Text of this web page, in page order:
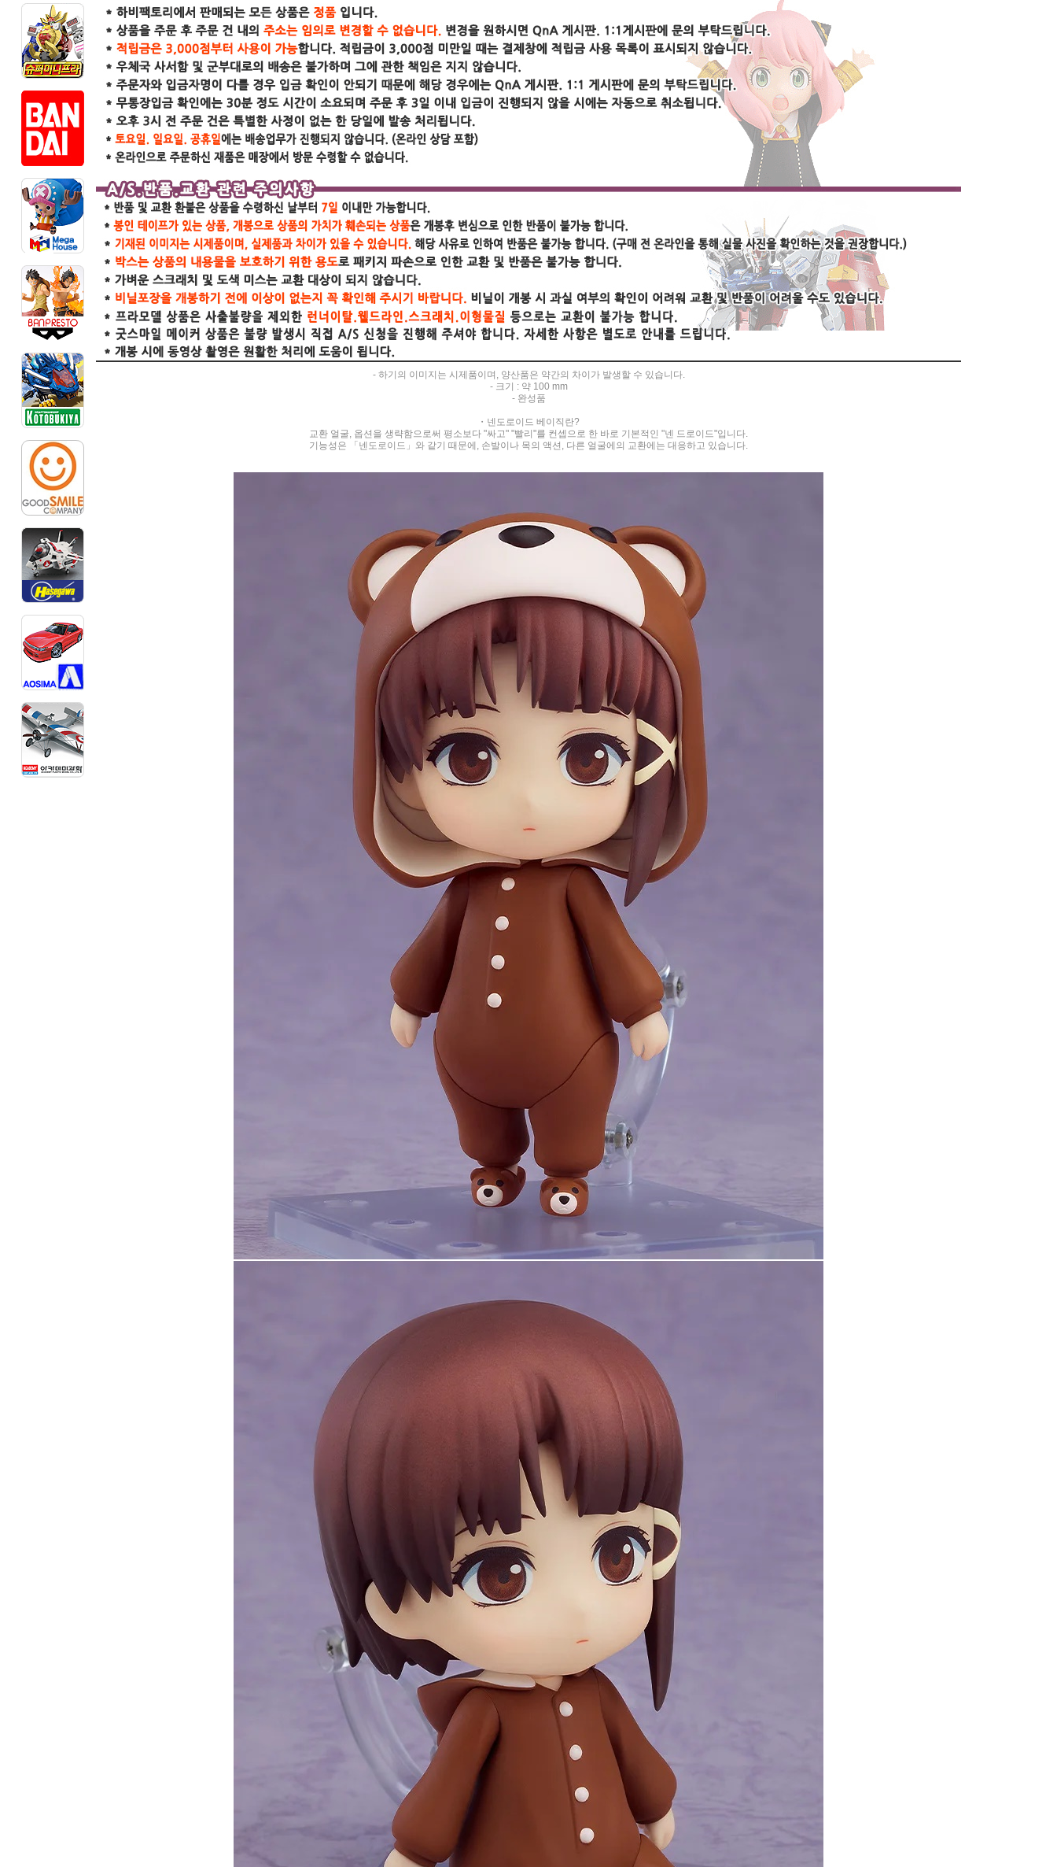
- 하기의 이미지는 시제품이며, 양산품은 약간의 차이가 발생할 수 있습니다.
- 크기 : 약 100 mm
- 완성품
・넨도로이드 베이직란?
교환 얼굴, 옵션을 생략함으로써 평소보다 "싸고" "빨리"를 컨셉으로 한 바로 기본적인 "넨 드로이드"입니다.
기능성은 「넨도로이드」와 같기 때문에, 손발이나 목의 액션, 다른 얼굴에의 교환에는 대응하고 있습니다.